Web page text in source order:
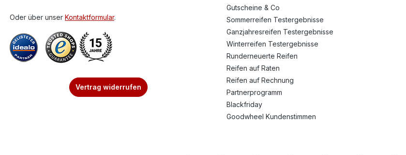
Oder über unser Kontaktformular.
Vertrag widerrufen
Gutscheine & Co
Sommerreifen Testergebnisse
Ganzjahresreifen Testergebnisse
Winterreifen Testergebnisse
Runderneuerte Reifen
Reifen auf Raten
Reifen auf Rechnung
Partnerprogramm
Blackfriday
Goodwheel Kundenstimmen